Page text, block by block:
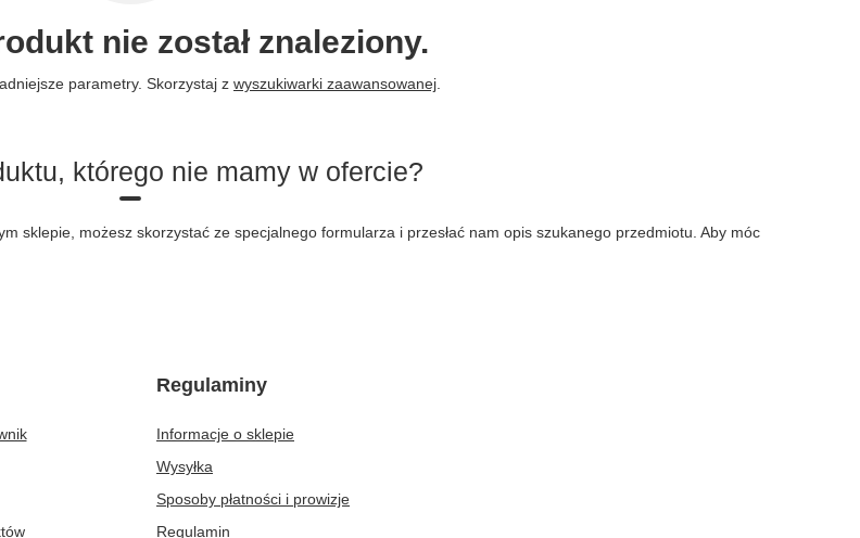
nie został znaleziony.
parametry. Skorzystaj z wyszukiwarki zaawansowanej
którego nie mamy w ofercie?
sklepie, możesz skorzystać ze specjalnego formularza i przesłać nam opis szukanego przedmiotu. Aby móc
Regulaminy
Informacje o sklepie
Wysyłka
Sposoby płatności i prowizje
Regulamin